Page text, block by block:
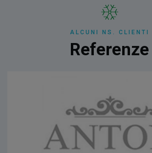
ALCUNI NS. CLIENTI
Referenze